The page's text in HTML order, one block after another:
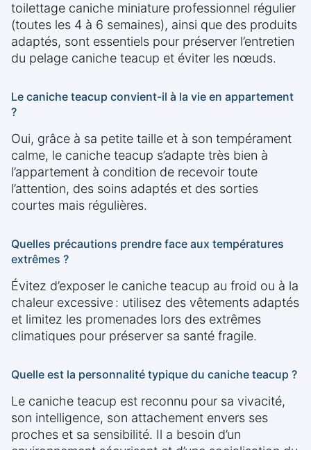
toilettage caniche miniature professionnel régulier
(toutes les 4 à 6 semaines), ainsi que des produits
adaptés, sont essentiels pour préserver l’entretien
du pelage caniche teacup et éviter les nœuds.
Le caniche teacup convient-il à la vie en appartement
?
Oui, grâce à sa petite taille et à son tempérament
calme, le caniche teacup s’adapte très bien à
l’appartement à condition de recevoir toute
l’attention, des soins adaptés et des sorties
courtes mais régulières.
Quelles précautions prendre face aux températures
extrêmes ?
Évitez d’exposer le caniche teacup au froid ou à la
chaleur excessive : utilisez des vêtements adaptés
et limitez les promenades lors des extrêmes
climatiques pour préserver sa santé fragile.
Quelle est la personnalité typique du caniche teacup ?
Le caniche teacup est reconnu pour sa vivacité,
son intelligence, son attachement envers ses
proches et sa sensibilité. Il a besoin d’un